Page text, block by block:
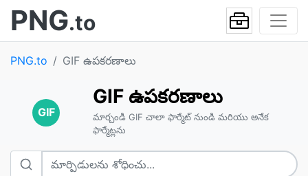
PNG.to
PNG.to GIF ఉపకరణాలు
GIF
GIF ఉపకరణాలు
మార్చండి GIF చాలా ఫార్మేట్ నుండి మరియు అనేక
ఫార్మేట్లను